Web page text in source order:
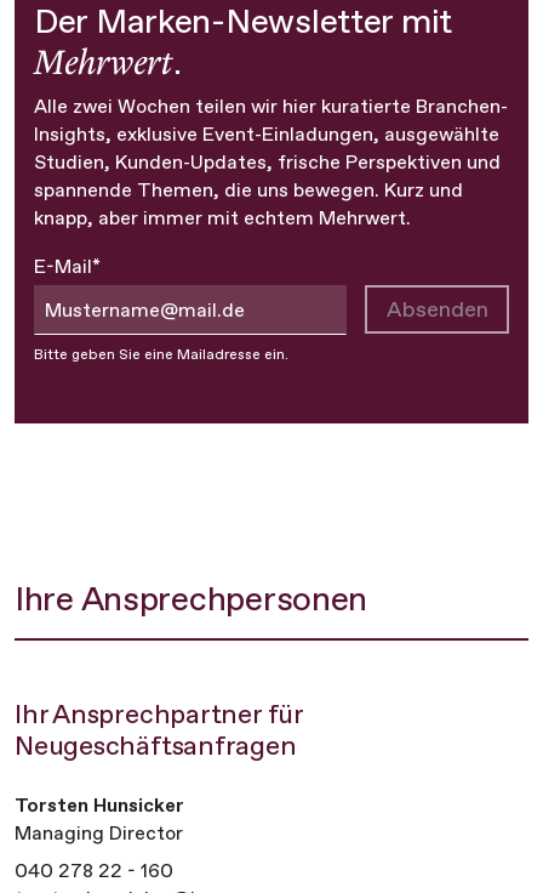
Der Marken-Newsletter mit
Mehrwert.
Alle zwei Wochen teilen wir hier kuratierte Branchen-
Insights, exklusive Event-Einladungen, ausgewählte
Studien, Kunden-Updates, frische Perspektiven und
spannende Themen, die uns bewegen. Kurz und
knapp, aber immer mit echtem Mehrwert.
E-Mail*
Absenden
Bitte geben Sie eine Mailadresse ein.
Ihre Ansprechpersonen
Ihr Ansprechpartner für
Neugeschäftsanfragen
Torsten Hunsicker
Managing Director
040 278 22 - 160